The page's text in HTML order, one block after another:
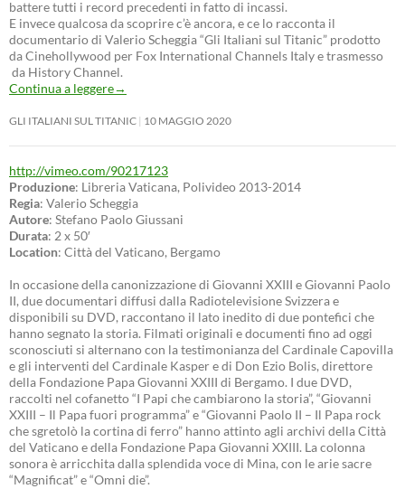
battere tutti i record precedenti in fatto di incassi.
E invece qualcosa da scoprire c’è ancora, e ce lo racconta il
documentario di Valerio Scheggia “Gli Italiani sul Titanic” prodotto
da Cinehollywood per Fox International Channels Italy e trasmesso
da History Channel.
Continua a leggere→
GLI ITALIANI SUL TITANIC 10 MAGGIO 2020
http://vimeo.com/90217123
Produzione: Libreria Vaticana, Polivideo 2013-2014
Regia: Valerio Scheggia
Autore: Stefano Paolo Giussani
Durata: 2 x 50′
Location: Città del Vaticano, Bergamo
In occasione della canonizzazione di Giovanni XXIII e Giovanni Paolo
II, due documentari diffusi dalla Radiotelevisione Svizzera e
disponibili su DVD, raccontano il lato inedito di due pontefici che
hanno segnato la storia. Filmati originali e documenti fino ad oggi
sconosciuti si alternano con la testimonianza del Cardinale Capovilla
e gli interventi del Cardinale Kasper e di Don Ezio Bolis, direttore
della Fondazione Papa Giovanni XXIII di Bergamo. I due DVD,
raccolti nel cofanetto “I Papi che cambiarono la storia”, “Giovanni
XXIII – Il Papa fuori programma” e “Giovanni Paolo II – Il Papa rock
che sgretolò la cortina di ferro” hanno attinto agli archivi della Città
del Vaticano e della Fondazione Papa Giovanni XXIII. La colonna
sonora è arricchita dalla splendida voce di Mina, con le arie sacre
“Magnificat” e “Omni die”.